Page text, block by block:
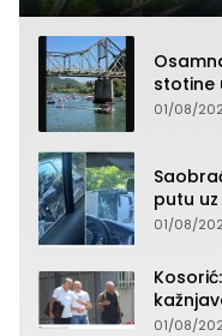
stotine
01/08/
putu
lica
01/08/
01/08/